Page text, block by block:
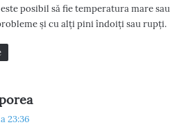
posibil să fie temperatura mare sau
și cu alți pini îndoiți sau rupți.
23:36